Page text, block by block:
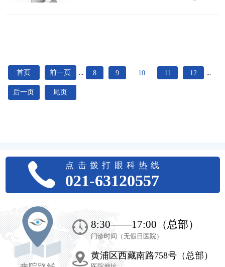
首页 前一页 ... 8 9 10 11 12 ...
后一页 尾页
点击拨打眼科热线
021-63120557
8:30——17:00（总部）
门诊时间（无假日医院）
黄浦区西藏南路758号（总部）